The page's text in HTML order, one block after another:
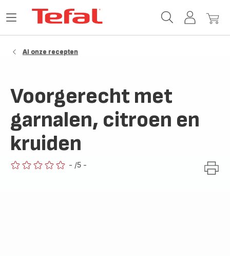
MijnMijn
Open
Al onze recepten
Voorgerecht met
garnalen, citroen en
kruiden
- /5 -